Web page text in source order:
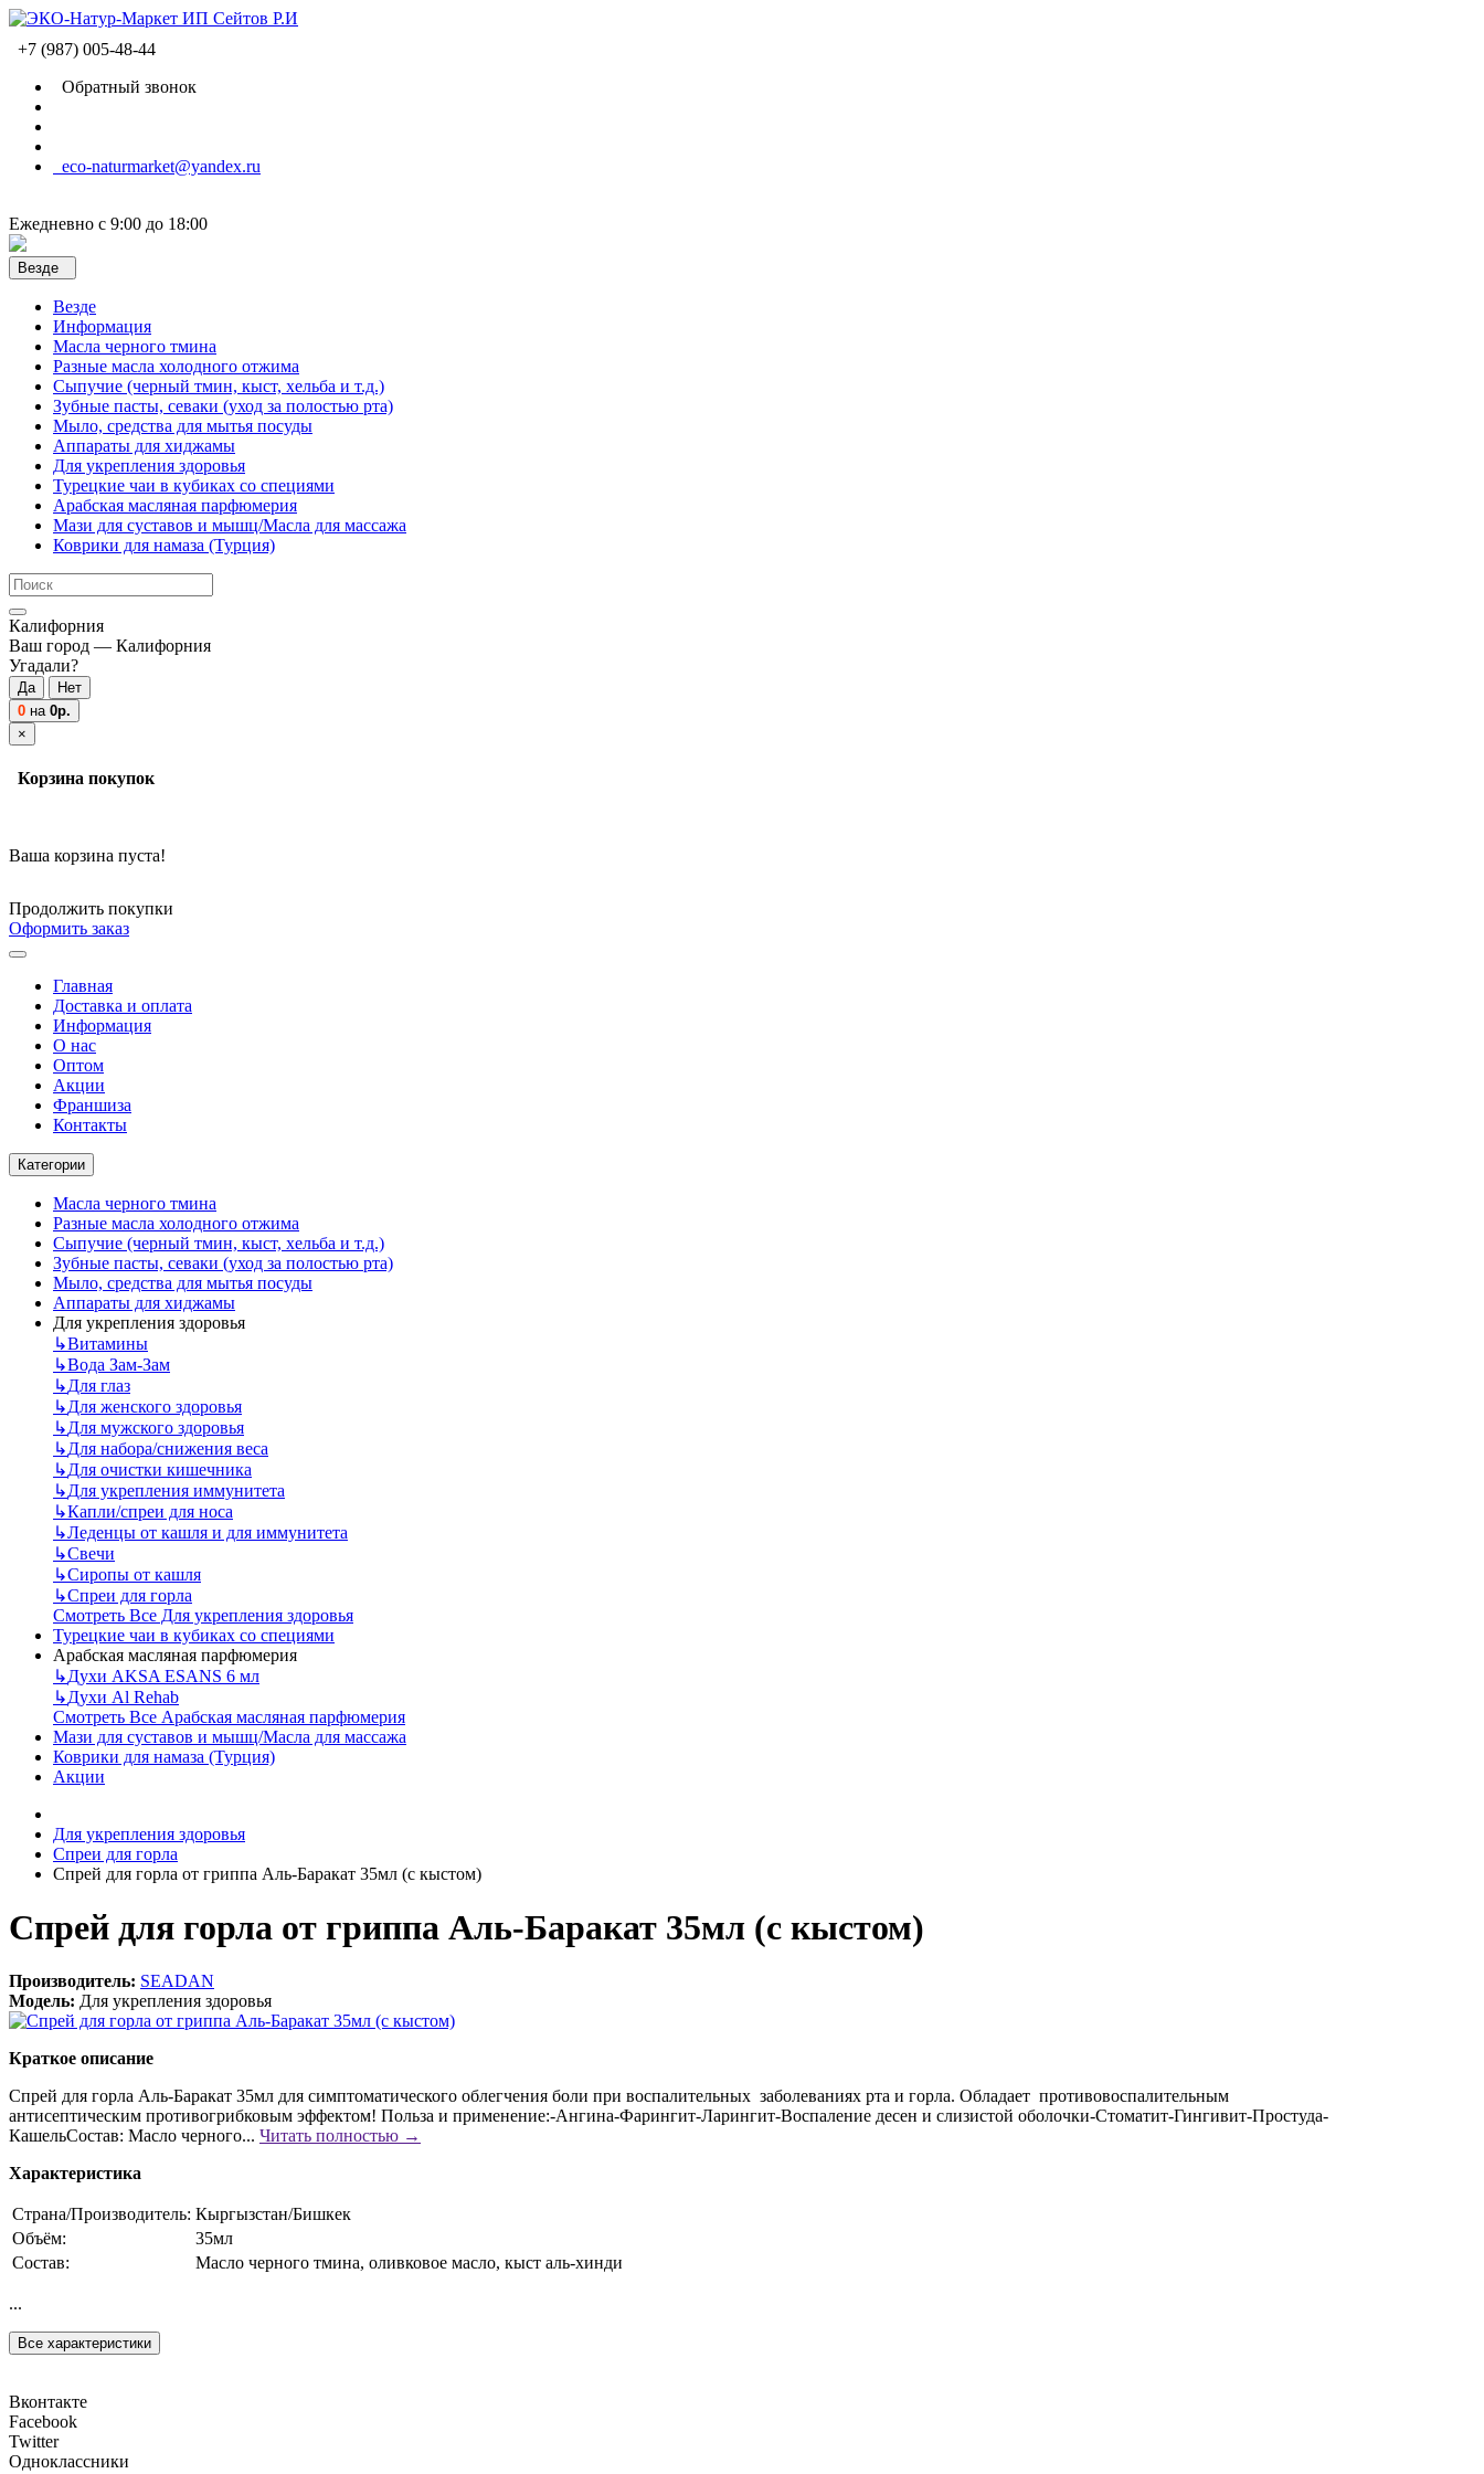
+7 (987) 005-48-44
Обратный звонок
eco-naturmarket@yandex.ru
Ежедневно с 9:00 до 18:00
Везде
Везде
Информация
Масла черного тмина
Разные масла холодного отжима
Сыпучие (черный тмин, кыст, хельба и т.д.)
Зубные пасты, севаки (уход за полостью рта)
Мыло, средства для мытья посуды
Аппараты для хиджамы
Для укрепления здоровья
Турецкие чаи в кубиках со специями
Арабская масляная парфюмерия
Мази для суставов и мышц/Масла для массажа
Коврики для намаза (Турция)
Калифорния
Ваш город — Калифорния
Угадали?
0 на 0р.
×
Корзина покупок
Ваша корзина пуста!
Продолжить покупки
Оформить заказ
Главная
Доставка и оплата
Информация
О нас
Оптом
Акции
Франшиза
Контакты
Категории
Масла черного тмина
Разные масла холодного отжима
Сыпучие (черный тмин, кыст, хельба и т.д.)
Зубные пасты, севаки (уход за полостью рта)
Мыло, средства для мытья посуды
Аппараты для хиджамы
Для укрепления здоровья
↳Витамины
↳Вода Зам-Зам
↳Для глаз
↳Для женского здоровья
↳Для мужского здоровья
↳Для набора/снижения веса
↳Для очистки кишечника
↳Для укрепления иммунитета
↳Капли/спреи для носа
↳Леденцы от кашля и для иммунитета
↳Свечи
↳Сиропы от кашля
↳Спреи для горла
Смотреть Все Для укрепления здоровья
Турецкие чаи в кубиках со специями
Арабская масляная парфюмерия
↳Духи AKSA ESANS 6 мл
↳Духи Al Rehab
Смотреть Все Арабская масляная парфюмерия
Мази для суставов и мышц/Масла для массажа
Коврики для намаза (Турция)
Акции
Для укрепления здоровья
Спреи для горла
Спрей для горла от гриппа Аль-Баракат 35мл (с кыстом)
Спрей для горла от гриппа Аль-Баракат 35мл (с кыстом)
Производитель: SEADAN
Модель: Для укрепления здоровья
Краткое описание
Спрей для горла Аль-Баракат 35мл для симптоматического облегчения боли при воспалительных заболеваниях рта и горла. Обладает противовоспалительным
антисептическим противогрибковым эффектом! Польза и применение:-Ангина-Фарингит-Ларингит-Воспаление десен и слизистой оболочки-Стоматит-Гингивит-Простуда-
КашельСостав: Масло черного... Читать полностью →
Характеристика
Страна/Производитель: Кыргызстан/Бишкек
Объём:
35мл
Состав:
Масло черного тмина, оливковое масло, кыст аль-хинди
...
Все характеристики
Вконтакте
Facebook
Twitter
Одноклассники